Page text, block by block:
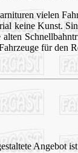
vielen
keine Kunst.
für den
Angebot